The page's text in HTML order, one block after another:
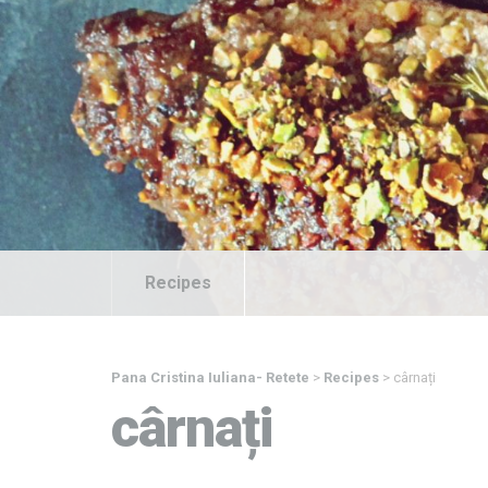
Recipes
Pana Cristina Iuliana- Retete > Recipes > cârnați
cârnați